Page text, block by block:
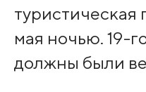
туристическая
мая ночью. 19-
должны были